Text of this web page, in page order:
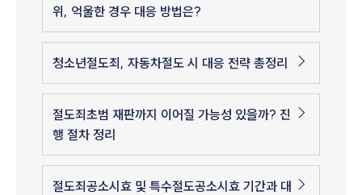
위, 억울한 경우 대응 방법은?
청소년절도죄, 자동차절도 시 대응 전략 총정리
절도죄초범 재판까지 이어질 가능성 있을까? 진
행 절차 정리
절도죄공소시효 및 특수절도공소시효 기간과 대